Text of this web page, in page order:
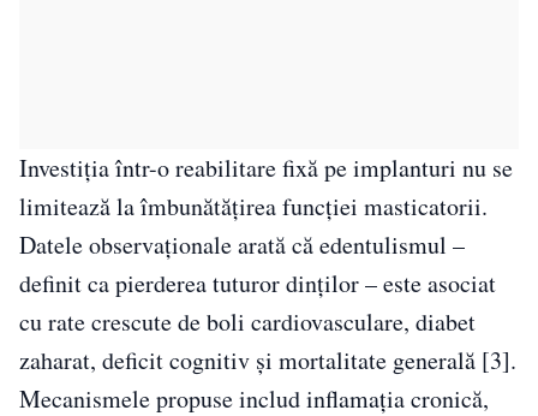
Investiția într-o reabilitare fixă pe implanturi nu se
limitează la îmbunătățirea funcției masticatorii.
Datele observaționale arată că edentulismul –
definit ca pierderea tuturor dinților – este asociat
cu rate crescute de boli cardiovasculare, diabet
zaharat, deficit cognitiv și mortalitate generală [3].
Mecanismele propuse includ inflamația cronică,